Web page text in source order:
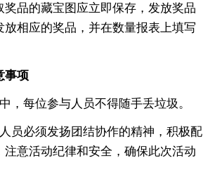
奖品的藏宝图应立即保存，发放奖品
放相应的奖品，并在数量报表上填写
事项
，每位参与人员不得随手丢垃圾。
员必须发扬团结协作的精神，积极配
注意活动纪律和安全，确保此次活动